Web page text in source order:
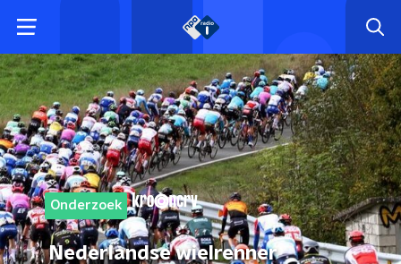
Onderzoek
Nederlandse wielrenner